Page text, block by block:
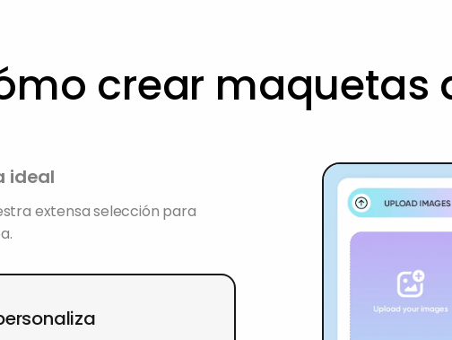
crear maquetas
ideal
extensa selección para